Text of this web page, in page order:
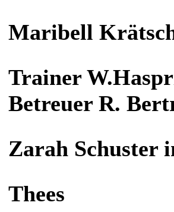
Maribell
Trainer
Betreuer R.
Zarah Schuster
Thees